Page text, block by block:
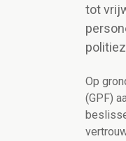
tot
Op
(GPF)